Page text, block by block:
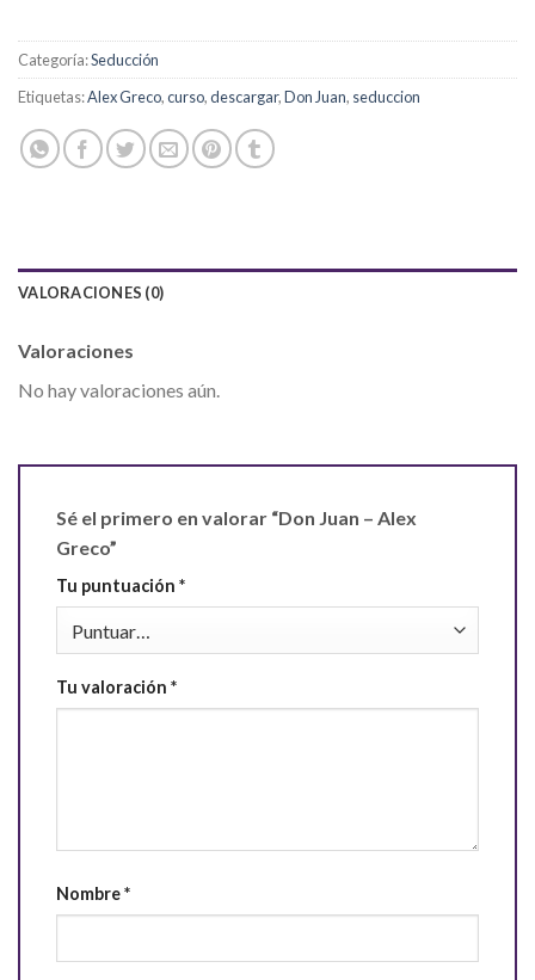
Categoría:Seducción
Etiquetas:Alex Greco,curso,descargar,Don Juan, seduccion
VALORACIONES (0)
Valoraciones
No hay valoraciones aún.
Sé el primero en valorar “Don Juan – Alex
Greco”
Tu puntuación *
Tu valoración *
Nombre*